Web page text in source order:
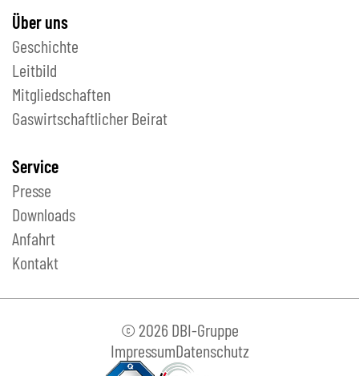
Über uns
Geschichte
Leitbild
Mitgliedschaften
Gaswirtschaftlicher Beirat
Service
Presse
Downloads
Anfahrt
Kontakt
© 2026 DBI-Gruppe
ImpressumDatenschutz